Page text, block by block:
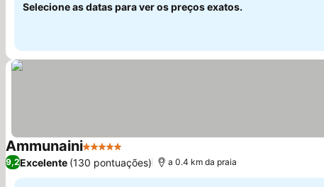
Selecione as datas para ver os preços exatos.
Ammunaini5 Estrelas
9,2Excelente (130 pontuações) a 0.4 km da praia